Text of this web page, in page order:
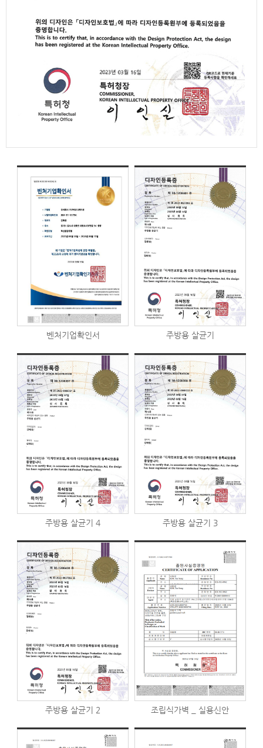
벤처기업확인서 주방용 살균기
주방용 살균기 4 주방용 살균기 3
주방용 살균기 2 조립식가벽 _ 실용신안